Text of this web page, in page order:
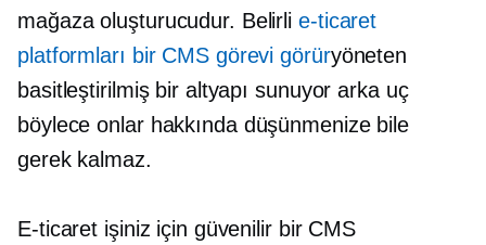
mağaza oluşturucudur. Belirli e-ticaret
platformları bir CMS görevi görüryöneten
basitleştirilmiş bir altyapı sunuyorarka uç
böylece onlar hakkında düşünmenize bile
gerek kalmaz.
E-ticaret işiniz için güvenilir bir CMS